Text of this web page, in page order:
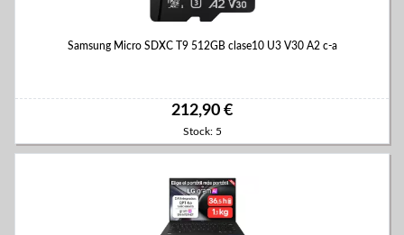
Samsung Micro SDXC T9 512GB clase10 U3 V30 A2 c-a
212,90 €
Stock: 5